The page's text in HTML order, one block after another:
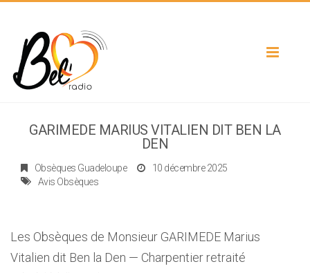
Toggle
GARIMEDE MARIUS VITALIEN DIT BEN LA
DEN
Obsèques Guadeloupe
10 décembre 2025
Avis Obsèques
Les Obsèques de Monsieur GARIMEDE Marius
Vitalien dit Ben la Den — Charpentier retraité